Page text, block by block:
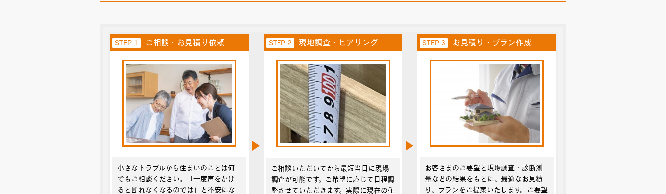
STEP 1 ご相談・お見積り依頼
小さなトラブルから住まいのことは何
でもご相談ください。「一度声をかけ
ると断れなくなるのでは」と不安にな
STEP 2 現地調査・ヒアリング
ご相談いただいてから最短当日に現場
調査が可能です。ご希望に応じて日程調
整させていただきます。実際に現在の住
STEP 3 お見積り・プラン作成
お客さまのご要望と現場調査・診断測
量などの結果をもとに、最適なお見積
り、プランをご提案いたします。ご要望